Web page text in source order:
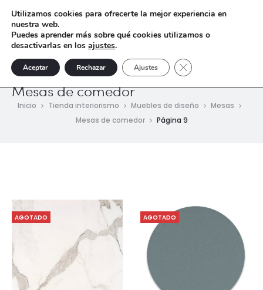
Mesas de comedor
Inicio Tienda interiorismo Muebles de diseño
Mesas
Mesas de comedor
Página 9
AGOTADO AGOTADO
Utilizamos cookies para ofrecerte la mejor experiencia en
nuestra web.
Puedes aprender más sobre qué cookies utilizamos o
desactivarlas en los ajustes.
Aceptar Rechazar Ajustes Cerrar el banner de